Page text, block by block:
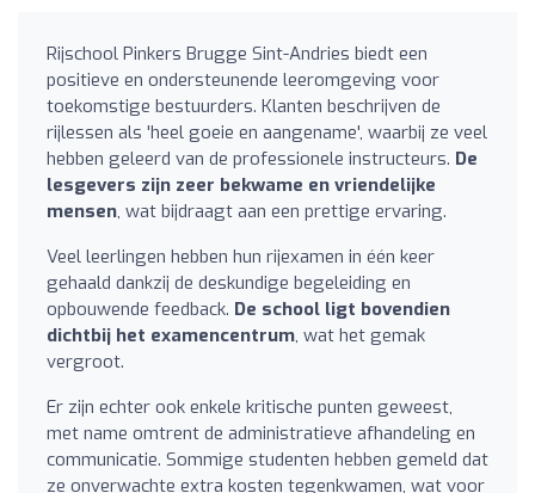
Rijschool Pinkers Brugge Sint-Andries biedt een
positieve en ondersteunende leeromgeving voor
toekomstige bestuurders. Klanten beschrijven de
rijlessen als 'heel goeie en aangename', waarbij ze veel
hebben geleerd van de professionele instructeurs. De
lesgevers zijn zeer bekwame en vriendelijke
mensen, wat bijdraagt aan een prettige ervaring.
Veel leerlingen hebben hun rijexamen in één keer
gehaald dankzij de deskundige begeleiding en
opbouwende feedback. De school ligt bovendien
dichtbij het examencentrum, wat het gemak
vergroot.
Er zijn echter ook enkele kritische punten geweest,
met name omtrent de administratieve afhandeling en
communicatie. Sommige studenten hebben gemeld dat
ze onverwachte extra kosten tegenkwamen, wat voor